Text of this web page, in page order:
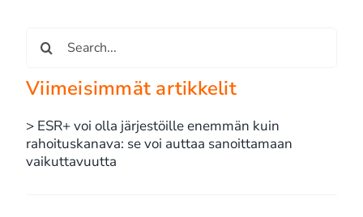
Etsi
Viimeisimmät artikkelit
> ESR+ voi olla järjestöille enemmän kuin
rahoituskanava: se voi auttaa sanoittamaan
vaikuttavuutta